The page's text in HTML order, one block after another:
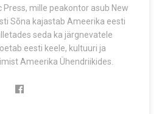
Press, mille peakontor asub New
Sõna kajastab Ameerika eesti
seda ka järgnevatele
eesti keele, kultuuri ja
Ameerika Ühendriikides.